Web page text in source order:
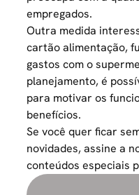
empregados.
Outra medida
cartão alimentação,
gastos com o
planejamento, é
para motivar os
benefícios.
Se você quer ficar
novidades, assine a
conteúdos especiais